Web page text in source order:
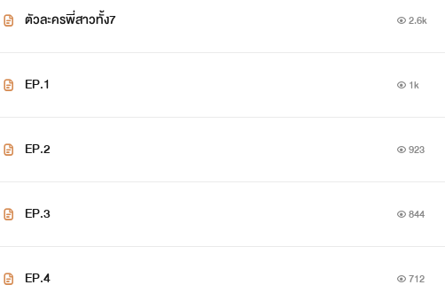
หลังจากที่พระเอกของเราหรือโซลไปฝึกกับพระเจ้า ตอนนี้ก็ได้ล่วงเลยไป1ปีแ
พระเจ้า"ร่างที่เจ้าจะเข้าไปอยู่ชื่อว่า คิลเลอร์ ดาร์ก ไนท์ เอาละไปได้"
ไนท์"ครับ"
ตัวละครพี่สาวทั้ง7 2.6k
EP.1 1k
EP.2 923
EP.3 844
EP.4 712